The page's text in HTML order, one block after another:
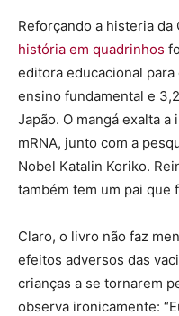
Reforçando a histeria
história em quadrinhos
editora educacional
ensino fundamental e
Japão. O mangá exalta
mRNA, junto com a
Nobel Katalin Koriko.
também tem um pai que
Claro, o livro não faz
efeitos adversos das
crianças a se tornarem
observa ironicamente: